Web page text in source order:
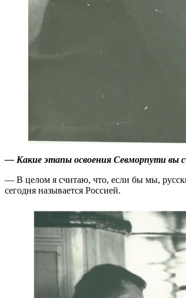
— Какие этапы освоения Севморпути вы
— В целом я считаю, что, если бы мы,
сегодня называется Россией.